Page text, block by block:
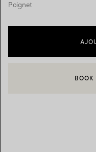
Poignet
CONTACTER UN